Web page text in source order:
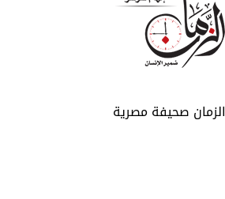
الزمان صحيفة مصرية